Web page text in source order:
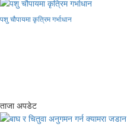
पशु चौपायमा कृत्रिम गर्भाधान
ताजा अपडेट